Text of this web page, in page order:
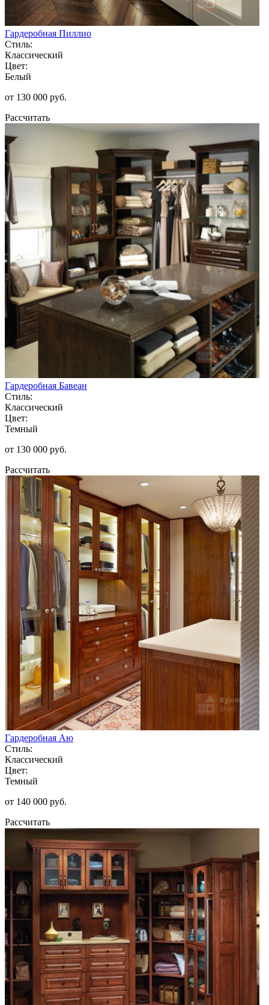
Гардеробная Пиллио
Стиль:
Классический
Цвет:
Белый
от 130 000 руб.
Рассчитать
Гардеробная Бавеан
Стиль:
Классический
Цвет:
Темный
от 130 000 руб.
Рассчитать
Гардеробная Аю
Стиль:
Классический
Цвет:
Темный
от 140 000 руб.
Рассчитать